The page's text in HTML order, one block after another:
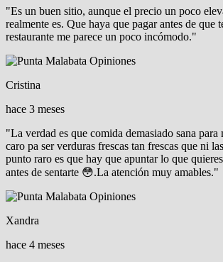
"Es un buen sitio, aunque el precio un poco
realmente es. Que haya que pagar antes de que
restaurante me parece un poco incómodo."
Cristina
hace 3 meses
"La verdad es que comida demasiado sana
caro pa ser verduras frescas tan frescas que ni
punto raro es que hay que apuntar lo que
antes de sentarte 😳.La atención muy amables."
Xandra
hace 4 meses